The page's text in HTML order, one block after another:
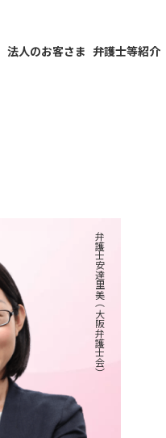
法人のお客さま 弁護士等紹介
弁護士安達里美（大阪弁護士会）